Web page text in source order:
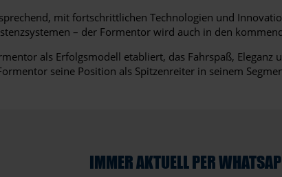
mit fortschrittlichen Technologien und
– der Formentor wird auch in den
als Erfolgsmodell etabliert, das Fahrspaß,
seine Position als Spitzenreiter in seinem
IMMER AKTUELL PER